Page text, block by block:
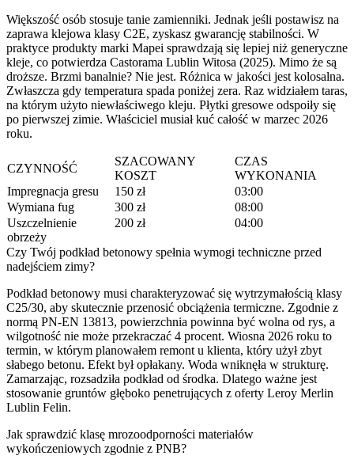
Większość osób stosuje tanie zamienniki. Jednak jeśli postawisz na
zaprawa klejowa klasy C2E, zyskasz gwarancję stabilności. W
praktyce produkty marki Mapei sprawdzają się lepiej niż generyczne
kleje, co potwierdza Castorama Lublin Witosa (2025). Mimo że są
droższe. Brzmi banalnie? Nie jest. Różnica w jakości jest kolosalna.
Zwłaszcza gdy temperatura spada poniżej zera. Raz widziałem taras,
na którym użyto niewłaściwego kleju. Płytki gresowe odspoiły się
po pierwszej zimie. Właściciel musiał kuć całość w marzec 2026
roku.
CZYNNOŚĆ
SZACOWANY
KOSZT
CZAS
WYKONANIA
Impregnacja gresu
150 zł
03:00
Wymiana fug
300 zł
08:00
Uszczelnienie
obrzeży
200 zł 04:00
Czy Twój podkład betonowy spełnia wymogi techniczne przed
nadejściem zimy?
Podkład betonowy musi charakteryzować się wytrzymałością klasy
C25/30, aby skutecznie przenosić obciążenia termiczne. Zgodnie z
normą PN-EN 13813, powierzchnia powinna być wolna od rys, a
wilgotność nie może przekraczać 4 procent. Wiosna 2026 roku to
termin, w którym planowałem remont u klienta, który użył zbyt
słabego betonu. Efekt był opłakany. Woda wniknęła w strukturę.
Zamarzając, rozsadziła podkład od środka. Dlatego ważne jest
stosowanie gruntów głęboko penetrujących z oferty Leroy Merlin
Lublin Felin.
Jak sprawdzić klasę mrozoodporności materiałów
wykończeniowych zgodnie z PNB?